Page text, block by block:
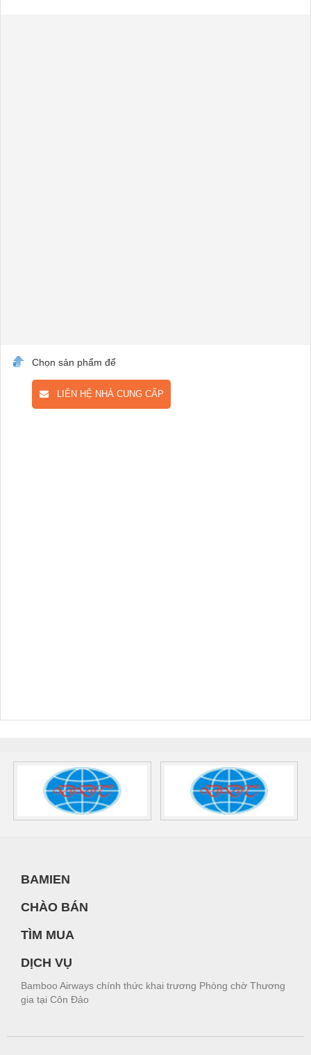
Chọn sản phẩm để
LIÊN HỆ NHÀ CUNG CẤP
BAMIEN
CHÀO BÁN
TÌM MUA
DỊCH VỤ
Bamboo Airways chính thức khai trương Phòng chờ Thương
gia tại Côn Đảo